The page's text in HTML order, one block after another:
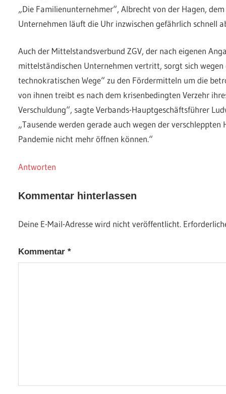
„Die Familienunternehmer“, Albrecht von der Hagen,
Unternehmen läuft die Uhr inzwischen gefährlich schnell
Auch der Mittelstandsverbund ZGV, der nach eigenen
mittelständischen Unternehmen vertritt, sorgt sich wegen
technokratischen Wege“ zu den Fördermitteln um die
von ihnen treibt es nach dem krisenbedingten Verzehr
Verschuldung“, sagte Verbands-Hauptgeschäftsführer
„Tausende werden gerade auch wegen der verschleppten
Pandemie nicht mehr öffnen können.“
Antworten
Kommentar hinterlassen
Deine E-Mail-Adresse wird nicht veröffentlicht.
Kommentar*